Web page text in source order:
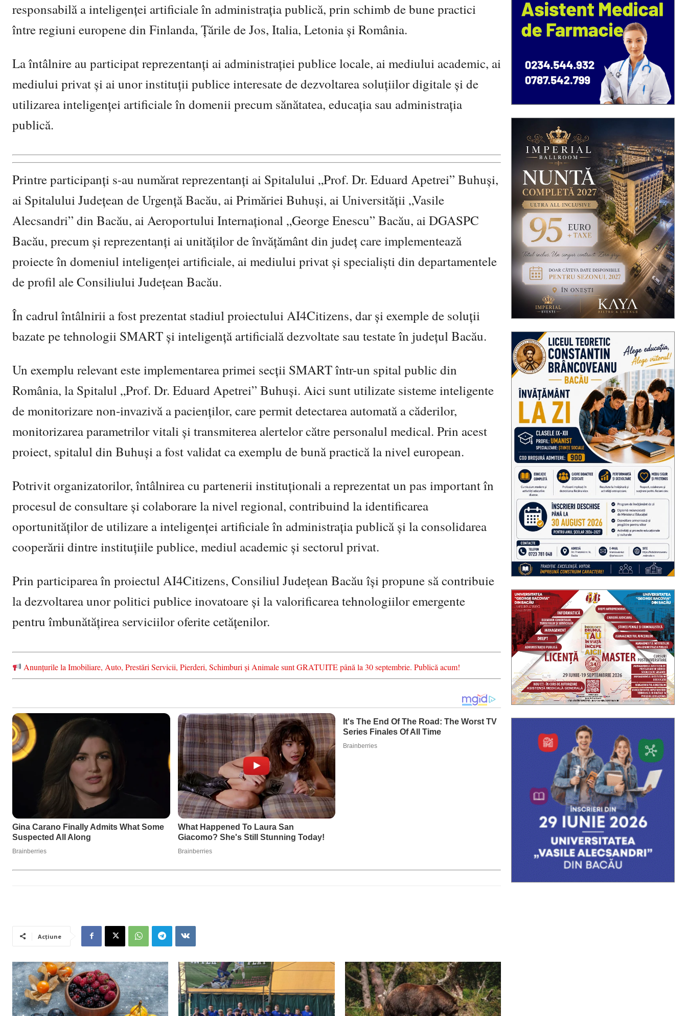
responsabilă a inteligenței artificiale în administrația publică, prin schimb de bune practici
între regiuni europene din Finlanda, Țările de Jos, Italia, Letonia și România.
La întâlnire au participat reprezentanți ai administrației publice locale, ai mediului academic, ai
mediului privat și ai unor instituții publice interesate de dezvoltarea soluțiilor digitale și de
utilizarea inteligenței artificiale în domenii precum sănătatea, educația sau administrația
publică.
Printre participanți s-au numărat reprezentanți ai Spitalului „Prof. Dr. Eduard Apetrei” Buhuși,
ai Spitalului Județean de Urgență Bacău, ai Primăriei Buhuși, ai Universității „Vasile
Alecsandri” din Bacău, ai Aeroportului Internațional „George Enescu” Bacău, ai DGASPC
Bacău, precum și reprezentanți ai unităților de învățământ din județ care implementează
proiecte în domeniul inteligenței artificiale, ai mediului privat și specialiști din departamentele
de profil ale Consiliului Județean Bacău.
În cadrul întâlnirii a fost prezentat stadiul proiectului AI4Citizens, dar și exemple de soluții
bazate pe tehnologii SMART și inteligență artificială dezvoltate sau testate în județul Bacău.
Un exemplu relevant este implementarea primei secții SMART într-un spital public din
România, la Spitalul „Prof. Dr. Eduard Apetrei” Buhuși. Aici sunt utilizate sisteme inteligente
de monitorizare non-invazivă a pacienților, care permit detectarea automată a căderilor,
monitorizarea parametrilor vitali și transmiterea alertelor către personalul medical. Prin acest
proiect, spitalul din Buhuși a fost validat ca exemplu de bună practică la nivel european.
Potrivit organizatorilor, întâlnirea cu partenerii instituționali a reprezentat un pas important în
procesul de consultare și colaborare la nivel regional, contribuind la identificarea
oportunităților de utilizare a inteligenței artificiale în administrația publică și la consolidarea
cooperării dintre instituțiile publice, mediul academic și sectorul privat.
Prin participarea în proiectul AI4Citizens, Consiliul Județean Bacău își propune să contribuie
la dezvoltarea unor politici publice inovatoare și la valorificarea tehnologiilor emergente
pentru îmbunătățirea serviciilor oferite cetățenilor.
Anunțurile la Imobiliare, Auto, Prestări Servicii, Pierderi, Schimburi și Animale sunt GRATUITE până la 30 septembrie. Publică acum!
Acțiune